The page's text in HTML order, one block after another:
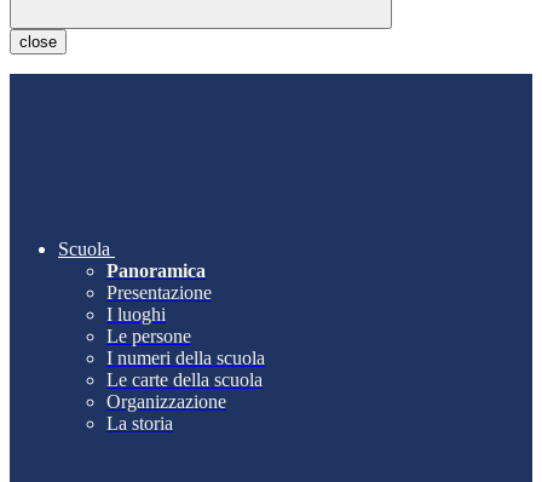
close
Scuola
Panoramica
Presentazione
I luoghi
Le persone
I numeri della scuola
Le carte della scuola
Organizzazione
La storia